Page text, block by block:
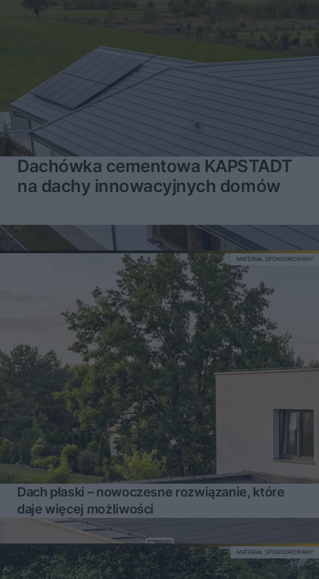
Dachówka cementowa KAPSTADT
na dachy innowacyjnych domów
Dach płaski – nowoczesne rozwiązanie, które
daje więcej możliwości
MATERIAŁ SPONSOROWANY
MATERIAŁ SPONSOROWANY